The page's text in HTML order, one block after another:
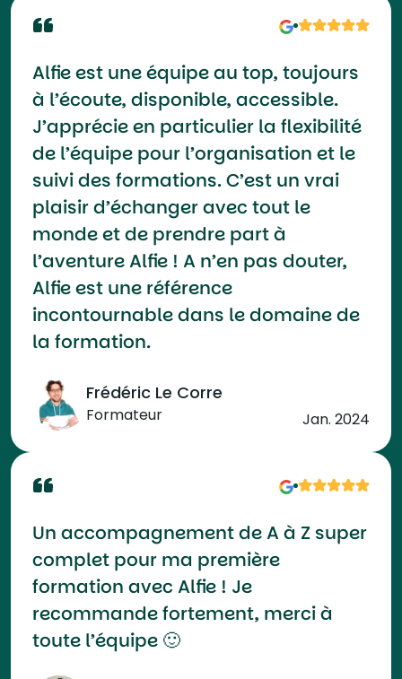
Alfie est une équipe au top, toujours
à l’écoute, disponible, accessible.
J’apprécie en particulier la flexibilité
de l’équipe pour l’organisation et le
suivi des formations. C’est un vrai
plaisir d’échanger avec tout le
monde et de prendre part à
l’aventure Alfie ! A n’en pas douter,
Alfie est une référence
incontournable dans le domaine de
la formation.
Frédéric Le Corre
Formateur Jan. 2024
Un accompagnement de A à Z super
complet pour ma première
formation avec Alfie ! Je
recommande fortement, merci à
toute l’équipe 🙂